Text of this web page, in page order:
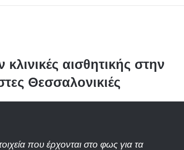
αισθητικής στην
Θεσσαλονικιές
που έρχονται στο φως για τα